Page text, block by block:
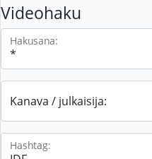
Videohaku
Hakusana:
Kanava / julkaisija:
Hashtag: